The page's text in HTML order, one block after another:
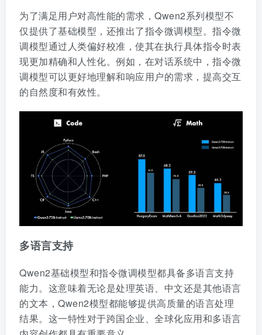
为了满足用户对高性能的需求，Qwen2系列模型不
仅提供了基础模型，还推出了指令微调模型。指令微
调模型通过人类偏好校准，使其在执行具体指令时表
现更加精确和人性化。例如，在对话系统中，指令微
调模型可以更好地理解和响应用户的需求，提高交互
的自然度和有效性。
多语言支持
Qwen2基础模型和指令微调模型都具备多语言支持
能力。这意味着无论是处理英语、中文还是其他语言
的文本，Qwen2模型都能够提供高质量的语言处理
结果。这一特性对于跨国企业、全球化应用和多语言